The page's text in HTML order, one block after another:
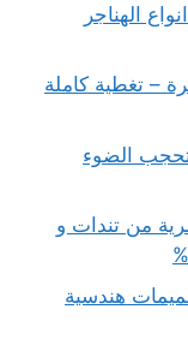
الهناجر
– تغطية كاملة
الضوء
من تندات و
هندسية